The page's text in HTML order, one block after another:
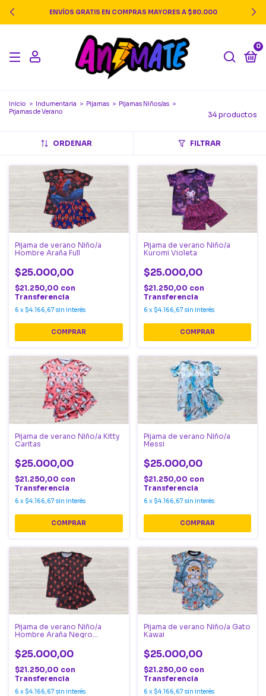
ENVÍOS GRATIS EN COMPRAS MAYORES A $80.000
0
Inicio > Indumentaria > Pijamas > Pijamas Niños/as >
Pijamas de Verano
34 productos
ORDENAR FILTRAR
Pijama de verano Niño/a
Hombre Araña Full
$25.000,00
$21.250,00 con
Transferencia
6 x $4.166,67 sin interés
COMPRAR
Pijama de verano Niño/a
Kuromi Violeta
$25.000,00
$21.250,00 con
Transferencia
6 x $4.166,67 sin interés
COMPRAR
Pijama de verano Niño/a Kitty
Caritas
$25.000,00
$21.250,00 con
Transferencia
6 x $4.166,67 sin interés
COMPRAR
Pijama de verano Niño/a
Messi
$25.000,00
$21.250,00 con
Transferencia
6 x $4.166,67 sin interés
COMPRAR
Pijama de verano Niño/a
Hombre Araña Negro
$25.000,00
$21.250,00 con
Transferencia
6 x $4.166,67 sin interés
Pijama de verano Niño/a Gato
Kawai
$25.000,00
$21.250,00 con
Transferencia
6 x $4.166,67 sin interés